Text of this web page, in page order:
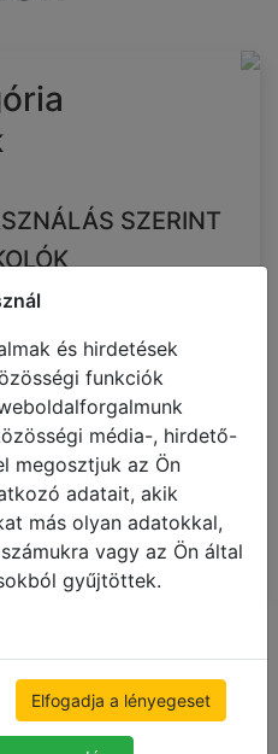
és hirdetések
funkciók
média-, hirdető-
megosztjuk az Ön
adatait, akik
más olyan adatokkal,
vagy az Ön által
gyűjtöttek.
Elfogadja a lényegeset
SZERINT
szempont